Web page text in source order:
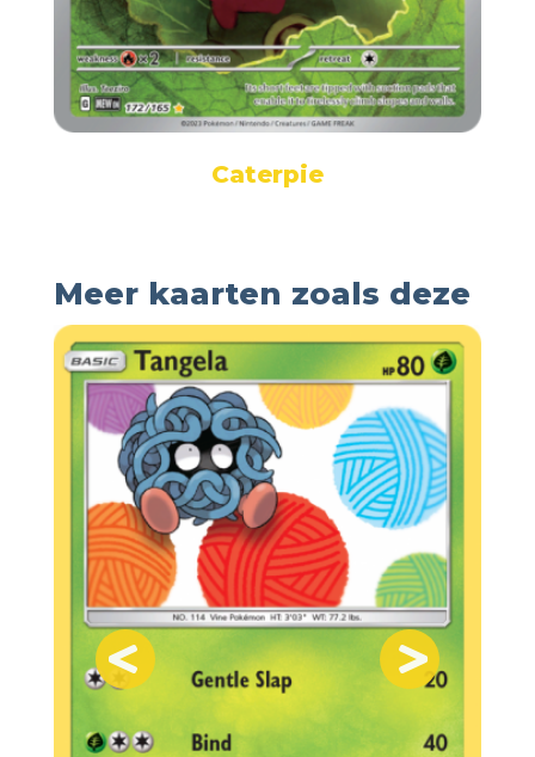
Caterpie
Meer kaarten zoals deze